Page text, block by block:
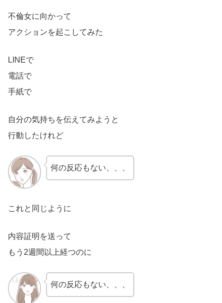
不倫女に向かって
アクションを起こしてみた
LINEで
電話で
手紙で
自分の気持ちを伝えてみようと
行動したけれど
何の反応もない、、、
これと同じように
内容証明を送って
もう2週間以上経つのに
何の反応もない、、、